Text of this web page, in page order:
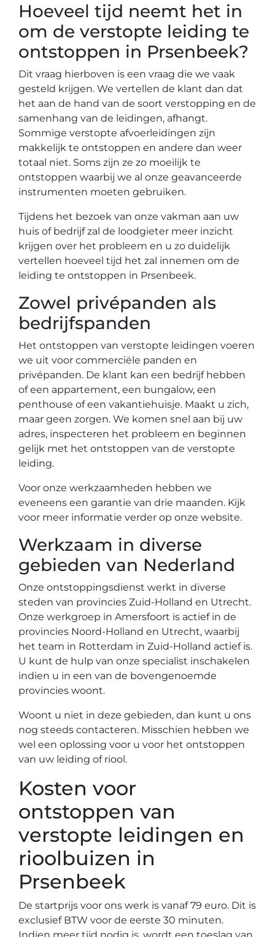
Hoeveel tijd neemt het in
om de verstopte leiding te
ontstoppen in Prsenbeek?
Dit vraag hierboven is een vraag die we vaak
gesteld krijgen. We vertellen de klant dan dat
het aan de hand van de soort verstopping en de
samenhang van de leidingen, afhangt.
Sommige verstopte afvoerleidingen zijn
makkelijk te ontstoppen en andere dan weer
totaal niet. Soms zijn ze zo moeilijk te
ontstoppen waarbij we al onze geavanceerde
instrumenten moeten gebruiken.
Tijdens het bezoek van onze vakman aan uw
huis of bedrijf zal de loodgieter meer inzicht
krijgen over het probleem en u zo duidelijk
vertellen hoeveel tijd het zal innemen om de
leiding te ontstoppen in Prsenbeek.
Zowel privépanden als
bedrijfspanden
Het ontstoppen van verstopte leidingen voeren
we uit voor commerciële panden en
privépanden. De klant kan een bedrijf hebben
of een appartement, een bungalow, een
penthouse of een vakantiehuisje. Maakt u zich,
maar geen zorgen. We komen snel aan bij uw
adres, inspecteren het probleem en beginnen
gelijk met het ontstoppen van de verstopte
leiding.
Voor onze werkzaamheden hebben we
eveneens een garantie van drie maanden. Kijk
voor meer informatie verder op onze website.
Werkzaam in diverse
gebieden van Nederland
Onze ontstoppingsdienst werkt in diverse
steden van provincies Zuid-Holland en Utrecht.
Onze werkgroep in Amersfoort is actief in de
provincies Noord-Holland en Utrecht, waarbij
het team in Rotterdam in Zuid-Holland actief is.
U kunt de hulp van onze specialist inschakelen
indien u in een van de bovengenoemde
provincies woont.
Woont u niet in deze gebieden, dan kunt u ons
nog steeds contacteren. Misschien hebben we
wel een oplossing voor u voor het ontstoppen
van uw leiding of riool.
Kosten voor
ontstoppen van
verstopte leidingen en
rioolbuizen in
Prsenbeek
De startprijs voor ons werk is vanaf 79 euro. Dit is
exclusief BTW voor de eerste 30 minuten.